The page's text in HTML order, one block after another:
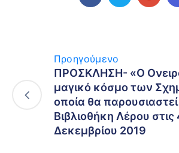
Προηγούμενο
ΠΡΟΣΚΛΗΣΗ- «Ο
μαγικό κόσμο των
οποία θα
Βιβλιοθήκη Λέρου στις
Δεκεμβρίου 2019